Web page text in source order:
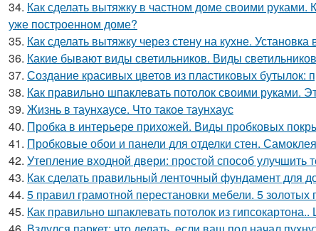
34. Как сделать вытяжку в частном доме своими
уже построенном доме?
35. Как сделать вытяжку через стену на кухне. Установка
36. Какие бывают виды светильников. Виды светильников
37. Создание красивых цветов из пластиковых бутылок:
38. Как правильно шпаклевать потолок своими руками.
39. Жизнь в таунхаусе. Что такое таунхаус
40. Пробка в интерьере прихожей. Виды пробковых
41. Пробковые обои и панели для отделки стен.
42. Утепление входной двери: простой способ улучшить
43. Как сделать правильный ленточный фундамент для
44. 5 правил грамотной перестановки мебели. 5
45. Как правильно шпаклевать потолок из